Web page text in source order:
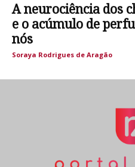
A neurociência dos
e o acúmulo de
nós
Soraya Rodrigues de Aragão